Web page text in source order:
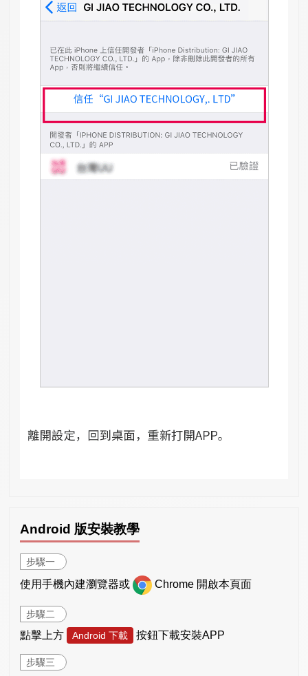
Android 版安裝教學
步驟一
使用手機內建瀏覽器或 Chrome 開啟本頁面
步驟二
點擊上方 Android 下載 按鈕下載安裝APP
步驟三